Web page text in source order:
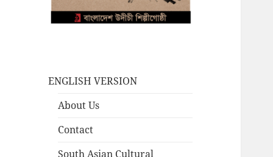
ENGLISH VERSION
About Us
Contact
South Asian Cultural